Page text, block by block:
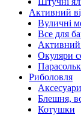
Активний
Вуличні
Все для
Активний
Окуляри
Риболовля
Блешня,
Котушки